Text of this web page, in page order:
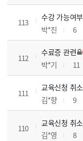
113
수강 가능여부
박*진 6
112
수료증 관련
박*기 11
111
교육신청 취소
김*향 9
110
교육신청 취소
김*영 8